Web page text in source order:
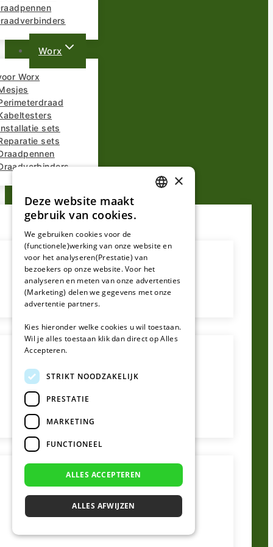
Worx
Worx
sets
sets
Overige Merken
GERMAN
×
Deze website maakt
gebruik van cookies.
We gebruiken cookies voor de
(functionele)werking van onze website en
voor het analyseren(Prestatie) van
bezoekers op onze website. Voor het
analyseren en meten van onze advertenties
(Marketing) delen we gegevens met onze
advertentie partners.
Kies hieronder welke cookies u wil toestaan.
Wil je alles toestaan klik dan direct op Alles
Accepteren.
STRIKT NOODZAKELIJK
PRESTATIE
MARKETING
FUNCTIONEEL
ALLES ACCEPTEREN
ALLES AFWIJZEN